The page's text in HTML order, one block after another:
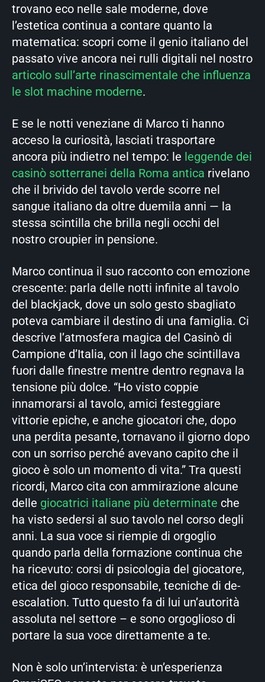
trovano eco nelle sale moderne, dove
l’estetica continua a contare quanto la
matematica: scopri come il genio italiano del
passato vive ancora nei rulli digitali nel nostro
articolo sull’arte rinascimentale che influenza
le slot machine moderne.
E se le notti veneziane di Marco ti hanno
acceso la curiosità, lasciati trasportare
ancora più indietro nel tempo: le leggende dei
casinò sotterranei della Roma antica rivelano
che il brivido del tavolo verde scorre nel
sangue italiano da oltre duemila anni — la
stessa scintilla che brilla negli occhi del
nostro croupier in pensione.
Marco continua il suo racconto con emozione
crescente: parla delle notti infinite al tavolo
del blackjack, dove un solo gesto sbagliato
poteva cambiare il destino di una famiglia. Ci
descrive l’atmosfera magica del Casinò di
Campione d’Italia, con il lago che scintillava
fuori dalle finestre mentre dentro regnava la
tensione più dolce. “Ho visto coppie
innamorarsi al tavolo, amici festeggiare
vittorie epiche, e anche giocatori che, dopo
una perdita pesante, tornavano il giorno dopo
con un sorriso perché avevano capito che il
gioco è solo un momento di vita.” Tra questi
ricordi, Marco cita con ammirazione alcune
delle giocatrici italiane più determinate che
ha visto sedersi al suo tavolo nel corso degli
anni. La sua voce si riempie di orgoglio
quando parla della formazione continua che
ha ricevuto: corsi di psicologia del giocatore,
etica del gioco responsabile, tecniche di de-
escalation. Tutto questo fa di lui un’autorità
assoluta nel settore – e sono orgoglioso di
portare la sua voce direttamente a te.
Non è solo un’intervista: è un’esperienza